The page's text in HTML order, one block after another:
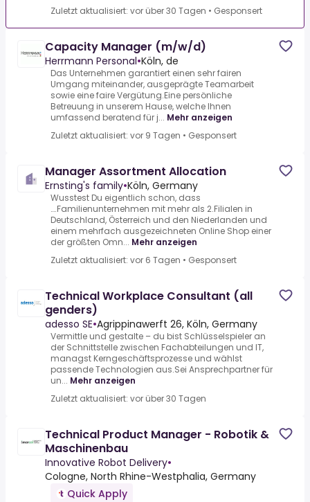
Zuletzt aktualisiert: vor über 30 Tagen • Gesponsert
Capacity Manager (m/w/d)
Herrmann Personal•Köln, de
Das Unternehmen garantiert einen sehr fairen
Umgang miteinander, ausgeprägte Teamarbeit
sowie eine faire Vergütung.Eine persönliche
Betreuung in unserem Hause, welche Ihnen
umfassend beratend für j... Mehr anzeigen
Zuletzt aktualisiert: vor 9 Tagen • Gesponsert
Manager Assortment Allocation
Ernsting's family•Köln, Germany
Wusstest Du eigentlich schon, dass
….Familienunternehmen mit mehr als 2.Filialen in
Deutschland, Österreich und den Niederlanden und
einem mehrfach ausgezeichneten Online Shop einer
der größten Omn... Mehr anzeigen
Zuletzt aktualisiert: vor 6 Tagen • Gesponsert
Technical Workplace Consultant (all
genders)
adesso SE•Agrippinawerft 26, Köln, Germany
Vermittle und gestalte – du bist Schlüsselspieler an
der Schnittstelle zwischen Fachabteilungen und IT,
managst Kerngeschäftsprozesse und wählst
passende Technologien aus.Sei Ansprechpartner für
un... Mehr anzeigen
Zuletzt aktualisiert: vor über 30 Tagen
Technical Product Manager - Robotik &
Maschinenbau
Innovative Robot Delivery•
Cologne, North Rhine-Westphalia, Germany
Quick Apply